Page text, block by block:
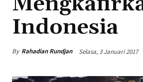
Indonesia
By Rahadian Rundjan Selasa, 3 Januari 2017